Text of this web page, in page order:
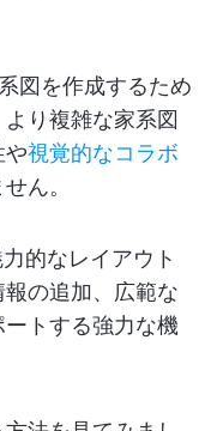
図を作成するため
り複雑な家系図
や視覚的なコラボ
ん。
的なレイアウト
の追加、広範な
トする強力な機